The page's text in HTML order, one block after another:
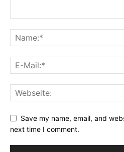
Save my name, email, and
next time I comment.